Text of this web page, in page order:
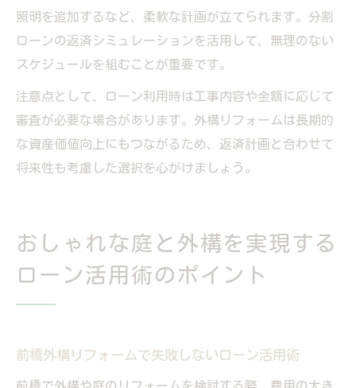
照明を追加するなど、柔軟な計画が立てられます。分割
ローンの返済シミュレーションを活用して、無理のない
スケジュールを組むことが重要です。
注意点として、ローン利用時は工事内容や金額に応じて
審査が必要な場合があります。外構リフォームは長期的
な資産価値向上にもつながるため、返済計画と合わせて
将来性も考慮した選択を心がけましょう。
おしゃれな庭と外構を実現する
ローン活用術のポイント
前橋外構リフォームで失敗しないローン活用術